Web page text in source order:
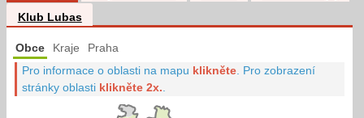
Klub Lubas
Obce Kraje Praha
Pro informace o oblasti na mapu klikněte Pro zobrazení
stránky oblasti klikněte 2x.